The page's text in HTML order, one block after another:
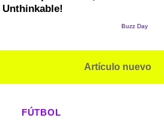
Artículo nuevo
FÚTBOL